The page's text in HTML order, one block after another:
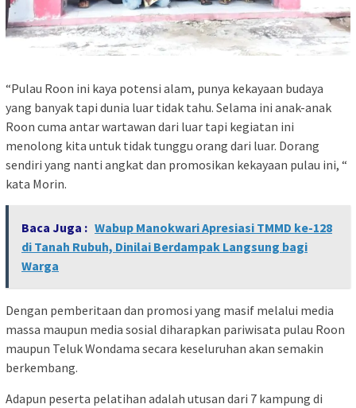
“Pulau Roon ini kaya potensi alam, punya kekayaan budaya
yang banyak tapi dunia luar tidak tahu. Selama ini anak-anak
Roon cuma antar wartawan dari luar tapi kegiatan ini
menolong kita untuk tidak tunggu orang dari luar. Dorang
sendiri yang nanti angkat dan promosikan kekayaan pulau ini, “
kata Morin.
Baca Juga : Wabup Manokwari Apresiasi TMMD ke-128
di Tanah Rubuh, Dinilai Berdampak Langsung bagi
Warga
Dengan pemberitaan dan promosi yang masif melalui media
massa maupun media sosial diharapkan pariwisata pulau Roon
maupun Teluk Wondama secara keseluruhan akan semakin
berkembang.
Adapun peserta pelatihan adalah utusan dari 7 kampung di